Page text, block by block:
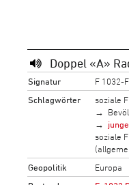
Doppel «A»
Signatur
F 1032-
Schlagwörter
soziale
soziale
Geopolitik
Europa